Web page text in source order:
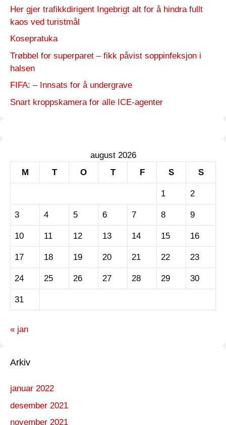
Her gjer trafikkdirigent Ingebrigt alt for å hindra fullt
kaos ved turistmål
Kosepratuka
Trøbbel for superparet – fikk påvist soppinfeksjon i
halsen
FIFA: – Innsats for å undergrave
Snart kroppskamera for alle ICE-agenter
august 2026
M
T O T F S S
1 2
3 4 5 6 7 8 9
10 11 12 13 14 15 16
17 18 19 20 21 22 23
24 25 26 27 28 29 30
31
« jan
Arkiv
januar 2022
desember 2021
november 2021